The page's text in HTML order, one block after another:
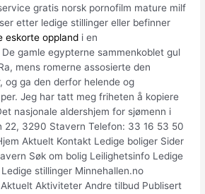
gratis norsk pornofilm mature milf
etter ledige stillinger eller befinner
eskorte oppland i en
gamle egypterne sammenkoblet gul
mens romerne assosierte den
og ga den derfor helende og
Jeg har tatt meg friheten å kopiere
nasjonale aldershjem for sjømenn i
22, 3290 Stavern Telefon: 33 16 53 50
Aktuelt Kontakt Ledige boliger Sider
Søk om bolig Leilighetsinfo Ledige
stillinger Minnehallen.no
Aktiviteter Andre tilbud Publisert